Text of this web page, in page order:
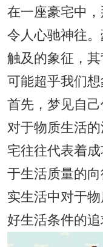
在一座豪宅中
令人心驰神往
触及的象征，
可能超乎我们想
首先，梦见自
对于物质生活
宅往往代表着
于生活质量的
实生活中对于
好生活条件的追